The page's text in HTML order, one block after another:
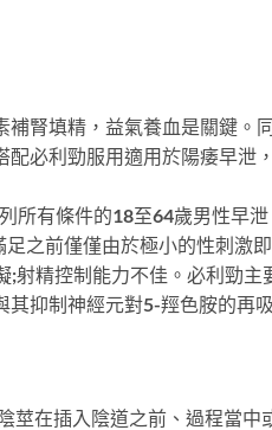
補腎填精，益氣養血是關鍵。
配必利勁服用適用於陽痿早泄
所有條件的18至64歲男性早泄
之前僅僅由於極小的性刺激
;射精控制能力不佳。必利勁主
其抑制神經元對5-羥色胺的再吸
莖在插入陰道之前、過程當中